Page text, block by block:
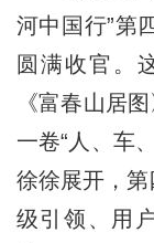
河中国行”第
圆满收官。
《富春山居
一卷“人、车
徐徐展开，第
级引领、用